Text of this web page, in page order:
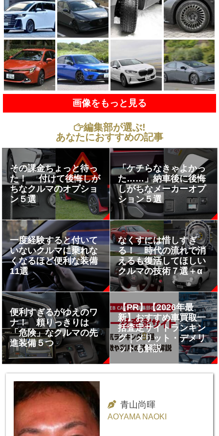
画像をもっと見る
編集部が選ぶ!
あなたにおすすめの記事
その課金ちょっと待っ
た！ 付けて後悔しが
ちなクルマのオプショ
ン５選
「ケチらなきゃよかっ
た……」納車後に後悔
しがちなメーカーオプ
ション５選
一度経験すると付いて
いないクルマに乗れな
くなるほど便利な装備
11選
なくすには惜しすぎ
る！ 時代の流れで消
えるも復活してほしい
クルマの技術７選＋α
便利すぎるがゆえのワ
ナ！ 頼りっきりは
「危険」なクルマの先
進装備５つ
【PR】【2026年最
新】おすすめ車買取一
括査定サイトランキン
グ｜メリット・デメリ
ットも解説
青山尚暉
AOYAMA NAOKI